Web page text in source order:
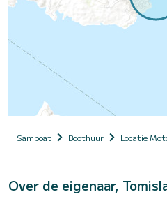
Samboat Boothuur Locatie
Over de eigenaar,